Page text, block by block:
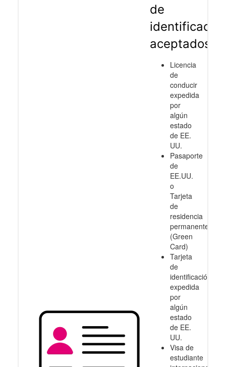
de
aceptados
Licencia
de
conducir
expedida
por
algún
estado
de EE.
UU.
Pasaporte
de
EE.UU.
o
Tarjeta
de
residencia
permanente
(Green
Card)
Tarjeta
de
identificación
expedida
por
algún
estado
de EE.
UU.
Visa de
estudiante